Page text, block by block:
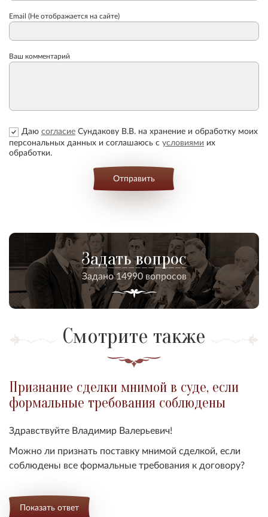
Email (Не отображается на сайте)
Ваш комментарий
Даю согласие Сундакову В.В. на хранение и обработку моих
персональных данных и соглашаюсь с условиями их
обработки.
Отправить
Задать вопрос
Задано 14990 вопросов
Смотрите также
Признание сделки мнимой в суде, если
формальные требования соблюдены
Здравствуйте Владимир Валерьевич!
Можно ли признать поставку мнимой сделкой, если
соблюдены все формальные требования к договору?
Показать ответ